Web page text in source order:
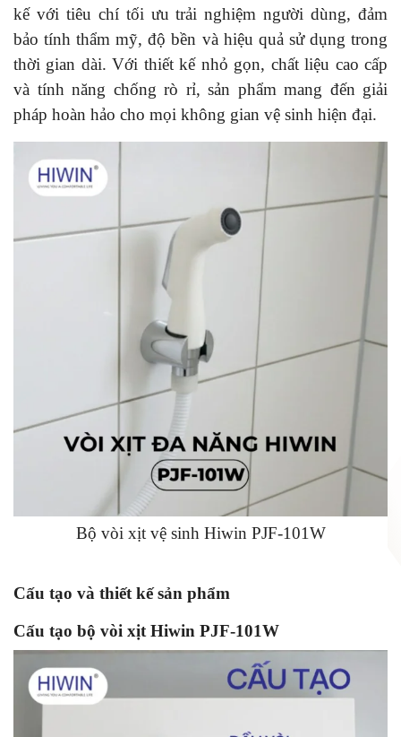
kế với tiêu chí tối ưu trải nghiệm người dùng, đảm
bảo tính thẩm mỹ, độ bền và hiệu quả sử dụng trong
thời gian dài. Với thiết kế nhỏ gọn, chất liệu cao cấp
và tính năng chống rò rỉ, sản phẩm mang đến giải
pháp hoàn hảo cho mọi không gian vệ sinh hiện đại.
Bộ vòi xịt vệ sinh Hiwin PJF-101W
Cấu tạo và thiết kế sản phẩm
Cấu tạo bộ vòi xịt Hiwin PJF-101W